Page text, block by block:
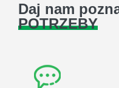
Daj nam
POTRZEBY